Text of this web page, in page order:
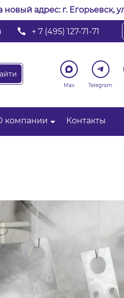
адрес: г. Егорьевск,
+ 7 (495) 127-71-71
Max Telegram
компании Контакты